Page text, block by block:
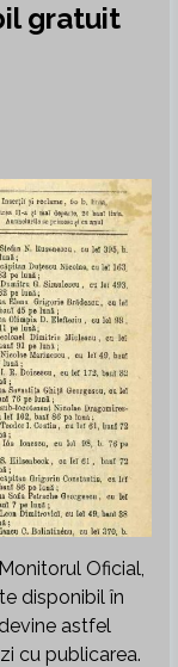
gratuit
Oficial,
disponibil în
astfel
cu publicarea.